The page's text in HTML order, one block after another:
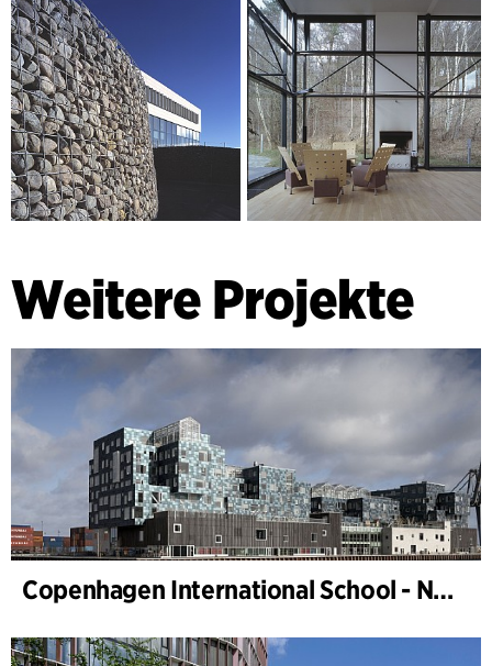
Weitere Projekte
Copenhagen International School - Nordhavn